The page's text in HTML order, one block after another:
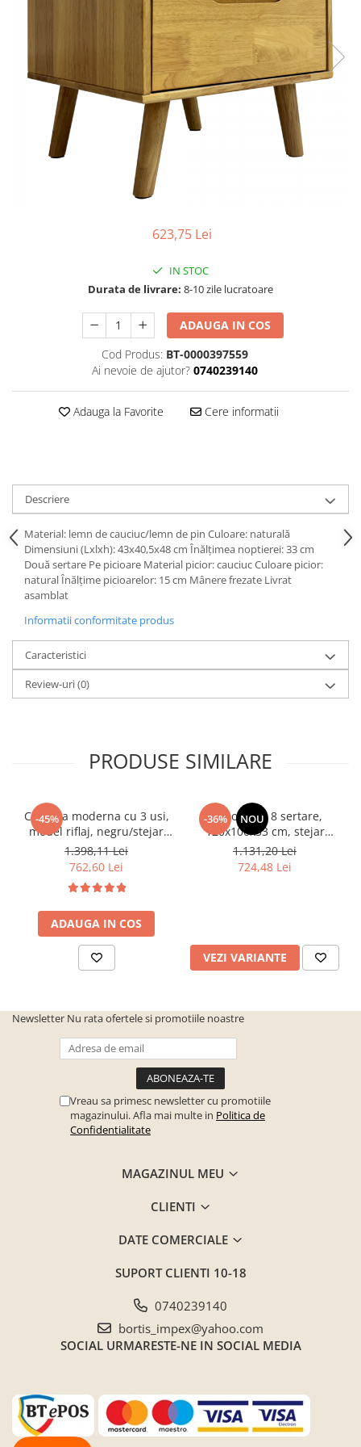
Seturi masa +scaune dining
Tabureti
Seturi dormitoare complete
Suporturi saltea/Somiere/Gratii
623,75 Lei
IN STOC
Durata de livrare: 8-10 zile lucratoare
ADAUGA IN COS
Cod Produs: BT-0000397559
Ai nevoie de ajutor? 0740239140
Adauga la Favorite Cere informatii
Descriere
Material: lemn de cauciuc/lemn de pin Culoare: naturală
Dimensiuni (Lxlxh): 43x40,5x48 cm Înălţimea noptierei: 33 cm
Două sertare Pe picioare Material picior: cauciuc Culoare picior:
natural Înălţime picioarelor: 15 cm Mânere frezate Livrat
asamblat
Informatii conformitate produs
Caracteristici
Review-uri(0)
PRODUSE SIMILARE
-45%
Comoda moderna cu 3 usi,
model riflaj, negru/stejar
artisan, 120x88x44 cm,
Bortis impex
1.398,11 Lei
762,60 Lei
ADAUGA IN COS
-36% NOU
Comoda cu 8 sertare,
120x100x33 cm, stejar
sonoma/alb, pentru hol,
living, dormitor, birou,
Bortis Impex
1.131,20 Lei
724,48 Lei
VEZI VARIANTE
Newsletter Nu rata ofertele si promotiile noastre
Vreau sa primesc newsletter cu promotiile
magazinului. Afla mai multe in Politica de
Confidentialitate
MAGAZINUL MEU
CLIENTI
DATE COMERCIALE
SUPORT CLIENTI 10-18
0740239140
bortis_impex@yahoo.com
SOCIAL URMARESTE-NE IN SOCIAL MEDIA